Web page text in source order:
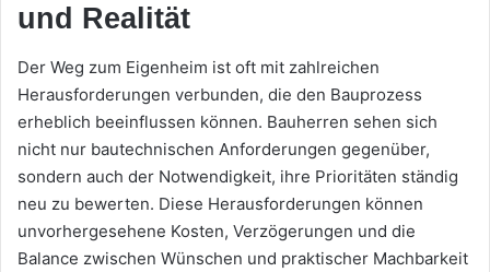
und Realität
Der Weg zum Eigenheim ist oft mit zahlreichen
Herausforderungen verbunden, die den Bauprozess
erheblich beeinflussen können. Bauherren sehen sich
nicht nur bautechnischen Anforderungen gegenüber,
sondern auch der Notwendigkeit, ihre Prioritäten ständig
neu zu bewerten. Diese Herausforderungen können
unvorhergesehene Kosten, Verzögerungen und die
Balance zwischen Wünschen und praktischer Machbarkeit